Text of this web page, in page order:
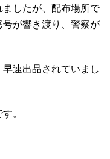
したが、配布場所で
が響き渡り、警察が
速出品されていまし
。